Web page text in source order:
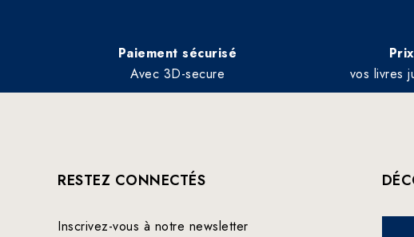
Paiement sécurisé
Avec 3D-secure
vos livres
RESTEZ CONNECTÉS
Inscrivez-vous à notre newsletter